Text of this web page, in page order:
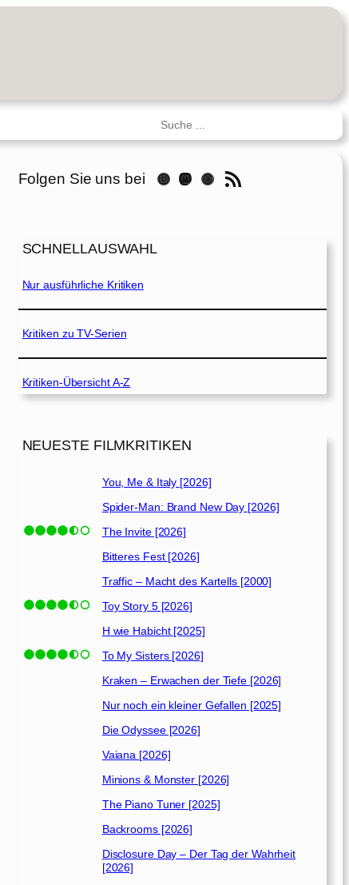
Suchen
Folgen Sie uns bei Instagram Mastodon Threads RSS-Feed
SCHNELLAUSWAHL
Nur ausführliche Kritiken
Kritiken zu TV-Serien
Kritiken-Übersicht A-Z
NEUESTE FILMKRITIKEN
You, Me & Italy [2026]
Spider-Man: Brand New Day [2026]
The Invite [2026]
Bitteres Fest [2026]
Traffic – Macht des Kartells [2000]
Toy Story 5 [2026]
H wie Habicht [2025]
To My Sisters [2026]
Kraken – Erwachen der Tiefe [2026]
Nur noch ein kleiner Gefallen [2025]
Die Odyssee [2026]
Vaiana [2026]
Minions & Monster [2026]
The Piano Tuner [2025]
Backrooms [2026]
Disclosure Day – Der Tag der Wahrheit
[2026]